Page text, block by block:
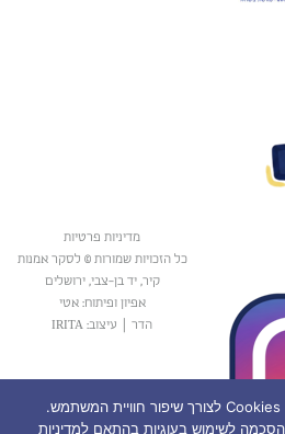
מדיניות פרטיות
כל הזכויות שמורות © לסקר אמנות
קיר, יד בן-צבי, ירושלים
אפיון ופיתוח: אטי
הדר
עיצוב: IRITA
אתר זה עושה שימוש בקבצי Cookies לצורך שיפור חוויית המשתמש.
לשימוש בעוגיות בהתאם למדיניות